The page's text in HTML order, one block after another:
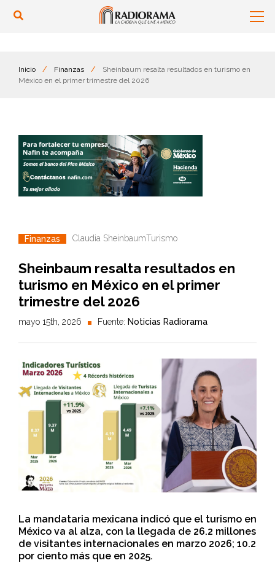
Inicio / Finanzas /
Sheinbaum resalta resultados en turismo en
México en el primer trimestre del 2026
Finanzas Claudia SheinbaumTurismo
Sheinbaum resalta resultados en
turismo en México en el primer
trimestre del 2026
mayo 15th, 2026 Fuente: Noticias Radiorama
La mandataria mexicana indicó que el turismo en
México va al alza, con la llegada de 26.2 millones
de visitantes internacionales en marzo 2026; 10.2
por ciento más que en 2025.